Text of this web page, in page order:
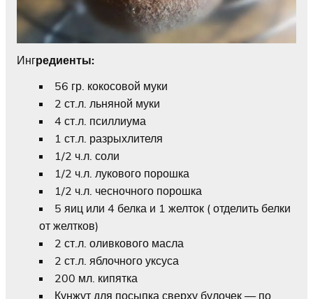
Ингредиенты:
56 гр. кокосовой муки
2 ст.л. льняной муки
4 ст.л. псиллиума
1 ст.л. разрыхлителя
1/2 ч.л. соли
1/2 ч.л. лукового порошка
1/2 ч.л. чесночного порошка
5 яиц или 4 белка и 1 желток ( отделить белки
от желтков)
2 ст.л. оливкового масла
2 ст.л. яблочного уксуса
200 мл. кипятка
Кунжут для посыпка сверху булочек — по